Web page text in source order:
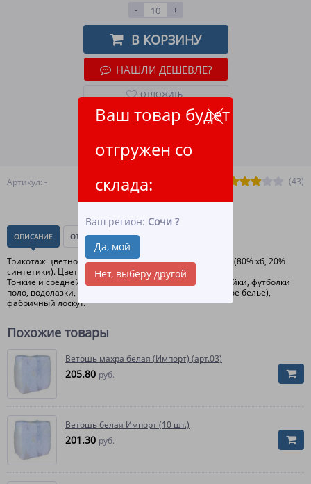
Ваш товар будет
отгружен со
склада:
Ваш регион: Сочи ?
Да, мой
Нет, выберу другой
Артикул: - (43)
- +
В КОРЗИНУ
НАШЛИ ДЕШЕВЛЕ?
ОТЛОЖИТЬ
ВСЕ СПОСОБЫ ОПЛАТЫ
ПОДРОБНЕЕ О ДОСТАВКЕ
ОПИСАНИЕ ОТЗЫВЫ(0)
Трикотаж цветной (Высший сорт). Трикотажные ткани (80% хб, 20%
синтетики). Цветные тона.
Тонкие и средней толщины трикотажные изделия (майки, футболки
поло, водолазки, тонкие толстовки, тонкое трикотажное белье),
фабричный лоскут.
Похожие товары
Ветошь махра белая (Импорт) (арт.03)
205.80 руб.
Ветошь белая Импорт (10 шт.)
201.30 руб.